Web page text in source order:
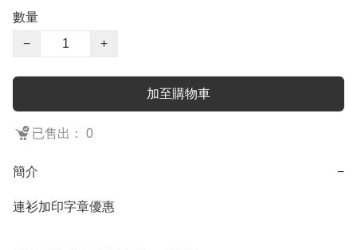
數量
−
+
加至購物車
已售出： 0
簡介 −
連衫加印字章優惠